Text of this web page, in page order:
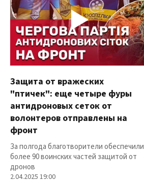
Защита от вражеских
"птичек": еще четыре фуры
антидроновых сеток от
волонтеров отправлены на
фронт
За полгода благотворители обеспечили
более 90 воинских частей защитой от
дронов
2.04.2025 19:00